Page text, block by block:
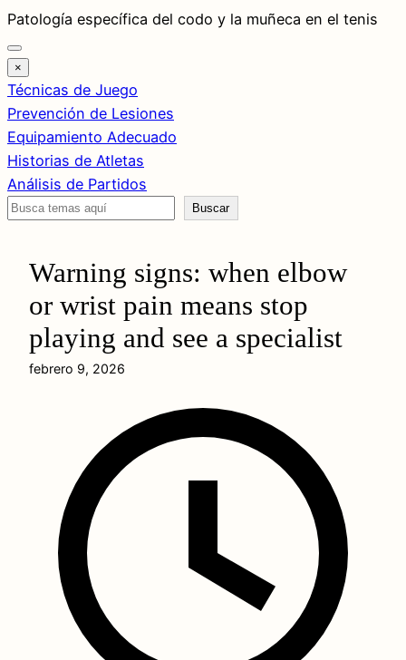
Saltar
al
contenido
Patología específica del codo y la muñeca en el tenis
×
Técnicas de Juego
Prevención de Lesiones
Equipamiento Adecuado
Historias de Atletas
Análisis de Partidos
Buscar
Buscar
Warning signs: when elbow
or wrist pain means stop
playing and see a specialist
febrero 9, 2026